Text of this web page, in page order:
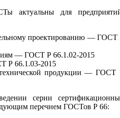
актуальны для
проектированию — ГОСТ
— ГОСТ Р 66.1.02-2015
Р 66.1.03-2015
продукции — ГОСТ
серии
перечнем ГОСТов Р 66: